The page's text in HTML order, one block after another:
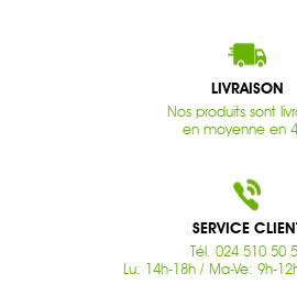
LIVRAISON
Nos produits sont
en moyenne en
SERVICE
Tél. 024 510 50
Lu: 14h-18h / Ma-Ve: 9h-